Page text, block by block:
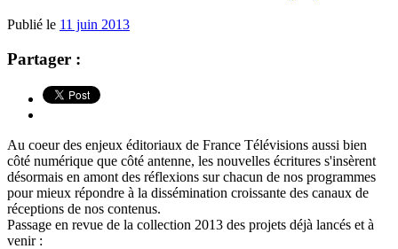
Publié le 11 juin 2013
Partager :
Au coeur des enjeux éditoriaux de France Télévisions aussi bien
côté numérique que côté antenne, les nouvelles écritures s'insèrent
désormais en amont des réflexions sur chacun de nos programmes
pour mieux répondre à la dissémination croissante des canaux de
réceptions de nos contenus.
Passage en revue de la collection 2013 des projets déjà lancés et à
venir :